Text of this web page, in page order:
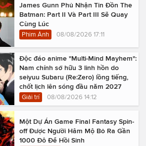
James Gunn Phủ Nhận Tin Đồn The
Batman: Part II Và Part III Sẽ Quay
Cùng Lúc
Phim Ảnh 08/08/2026 17:11
Độc đáo anime "Multi-Mind Mayhem":
Nam chính sở hữu 3 linh hồn do
seiyuu Subaru (Re:Zero) lồng tiếng,
chốt lịch lên sóng đầu năm 2027
Giải trí 08/08/2026 14:12
Một Dự Án Game Final Fantasy Spin-
off Được Người Hâm Mộ Bỏ Ra Gần
1000 Đô Để Hồi Sinh